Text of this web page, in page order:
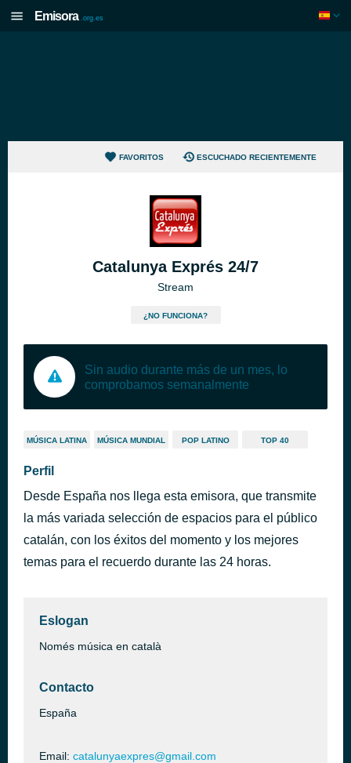
Emisora .org.es
FAVORITOS ESCUCHADO RECIENTEMENTE
Catalunya Exprés 24/7
Stream
¿NO FUNCIONA?
Sin audio durante más de un mes, lo
comprobamos semanalmente
MÚSICA LATINA MÚSICA MUNDIAL POP LATINO TOP 40
Perfil
Desde España nos llega esta emisora, que transmite
la más variada selección de espacios para el público
catalán, con los éxitos del momento y los mejores
temas para el recuerdo durante las 24 horas.
Eslogan
Només música en català
Contacto
España
Email: catalunyaexpres@gmail.com